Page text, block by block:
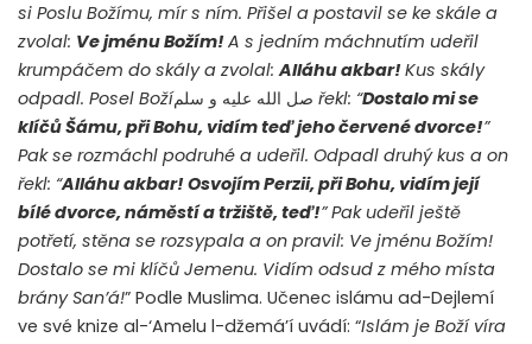
si Poslu Božímu, mír s ním. Přišel a postavil se ke skále a
zvolal: Ve jménu Božím!A s jedním máchnutím udeřil
krumpáčem do skály a zvolal:Alláhu akbar!Kus skály
odpadl. Posel Božíصل الله عليه و سلم řekl: “Dostalo mi se
klíčů Šámu, při Bohu, vidím teď jeho červené dvorce!”
Pak se rozmáchl podruhé a udeřil. Odpadl druhý kus a on
řekl: “Alláhu akbar! Osvojím Perzii, při Bohu, vidím její
bílé dvorce, náměstí a tržiště, teď!” Pak udeřil ještě
potřetí, stěna se rozsypala a on pravil: Ve jménu Božím!
Dostalo se mi klíčů Jemenu. Vidím odsud z mého místa
brány San’á!” Podle Muslima. Učenec islámu ad-Dejlemí
ve své knize al-‘Amelu l-džemá’í uvádí: “Islám je Boží víra